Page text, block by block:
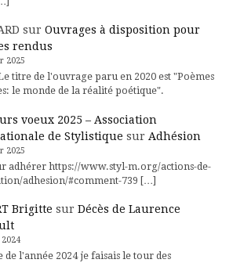
sur Ouvrages à disposition pour
rendus
2025
titre de l'ouvrage paru en 2020 est "Poèmes
le monde de la réalité poétique".
voeux 2025 – Association
de Stylistique sur Adhésion
2025
adhérer https://www.styl-m.org/actions-de-
adhesion/#comment-739 […]
Brigitte sur Décès de Laurence
de l'année 2024 je faisais le tour des